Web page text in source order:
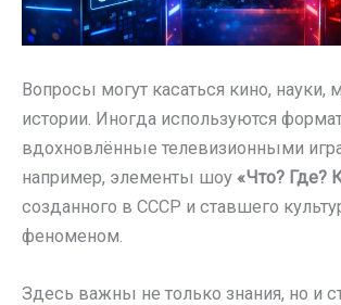
Вопросы могут касаться кино, науки,
истории. Иногда используются
вдохновлённые телевизионными
например, элементы шоу «Что? Где?
созданного в СССР и ставшего
феноменом.
Здесь важны не только знания, но и